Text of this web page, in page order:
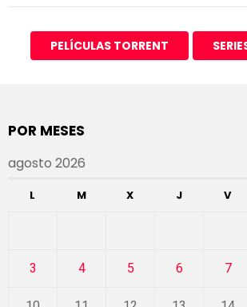
PELÍCULAS TORRENT
POR MESES
agosto 2026
L M X J V
3 4 5 6 7